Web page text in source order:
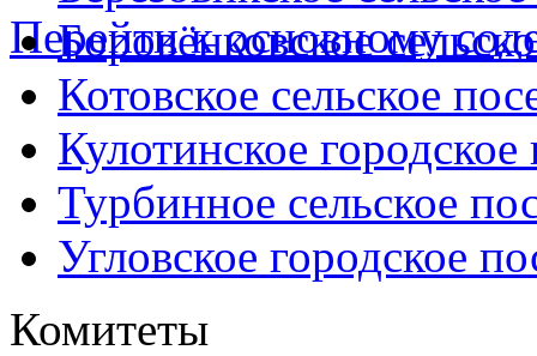
Перейти к основному
Боровёнковское
Котовское сельское
Кулотинское городское
Турбинное сельское
Угловское городское
Комитеты